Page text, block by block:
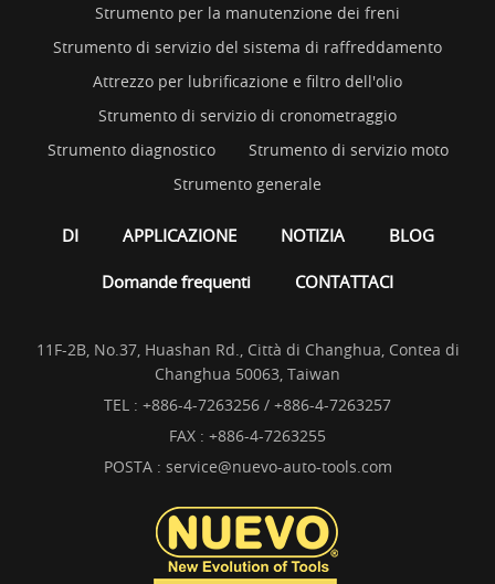
Strumento per la manutenzione dei freni
Strumento di servizio del sistema di raffreddamento
Attrezzo per lubrificazione e filtro dell'olio
Strumento di servizio di cronometraggio
Strumento diagnostico
Strumento di servizio moto
Strumento generale
DI APPLICAZIONE NOTIZIA BLOG
Domande frequenti CONTATTACI
11F-2B, No.37, Huashan Rd., Città di Changhua, Contea di
Changhua 50063, Taiwan
TEL : +886-4-7263256 / +886-4-7263257
FAX : +886-4-7263255
POSTA : service@nuevo-auto-tools.com